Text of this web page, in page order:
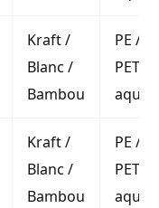
Kraft /
Blanc /
Bambou
PE /
PET /
Kraft /
Blanc /
Bambou
PE /
PET /